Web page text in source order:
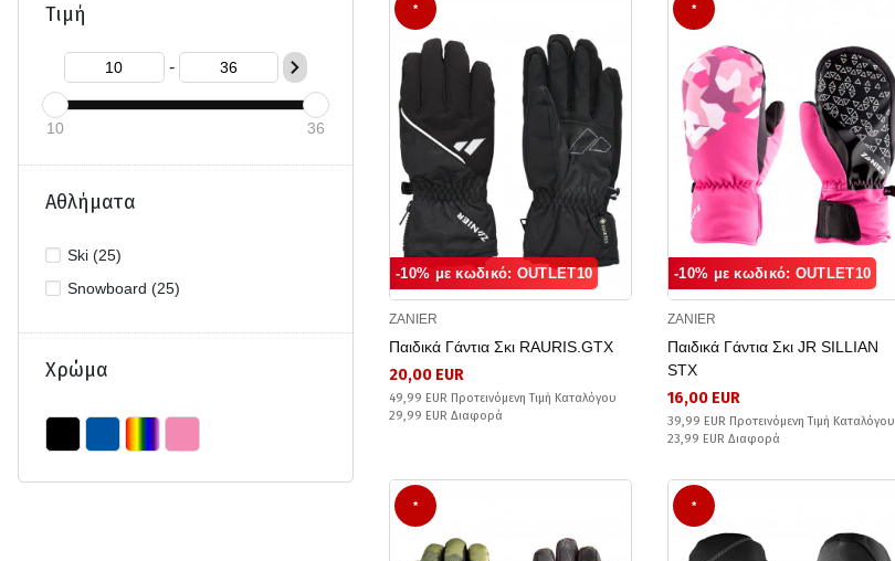
9.5 (5)
10 (1)
10Y (2)
12Y/13Y (2)
Τιμή
-
10 36
Αθλήματα
Ski (25)
Snowboard (25)
Χρώμα
*
-10% με κωδικό: OUTLET10
ZANIER
Παιδικά Γάντια Σκι RAURIS.GTX
20,00 EUR
49,99 EUR Προτεινόμενη Τιμή Καταλόγου
29,99 EUR Διαφορά
*
-10% με κωδικό: OUTLET10
ZANIER
Παιδικά Γάντια Σκι JR SILLIAN
STX
16,00 EUR
39,99 EUR Προτεινόμενη Τιμή Καταλόγου
23,99 EUR Διαφορά
* *